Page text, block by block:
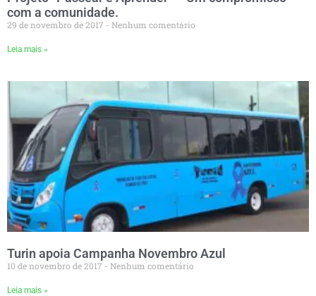
com a comunidade.
29 de novembro de 2017 Nenhum comentário
Leia mais »
Turin apoia Campanha Novembro Azul
10 de novembro de 2017 Nenhum comentário
Leia mais »